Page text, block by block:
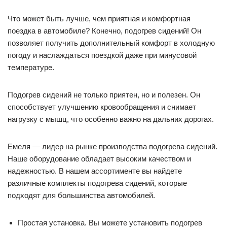
Что может быть лучше, чем приятная и комфортная
поездка в автомобиле? Конечно, подогрев сидений! Он
позволяет получить дополнительный комфорт в холодную
погоду и наслаждаться поездкой даже при минусовой
температуре.
Подогрев сидений не только приятен, но и полезен. Он
способствует улучшению кровообращения и снимает
нагрузку с мышц, что особенно важно на дальних дорогах.
Емеля — лидер на рынке производства подогрева сидений.
Наше оборудование обладает высоким качеством и
надежностью. В нашем ассортименте вы найдете
различные комплекты подогрева сидений, которые
подходят для большинства автомобилей.
Простая установка. Вы можете установить подогрев